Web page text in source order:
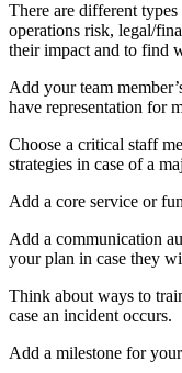
There are different
operations risk, legal/
their impact and to find
Add your team
have representation for
Choose a critical staff
strategies in case of a
Add a core service or
Add a communication
your plan in case they
Think about ways to
case an incident occurs.
Add a milestone for